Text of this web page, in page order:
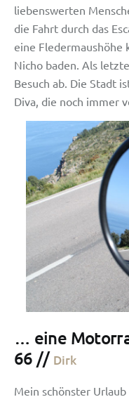
liebenswerten
die Fahrt durch das
eine Fledermaushöhe
Nicho baden. Als
Besuch ab. Die Stadt
Diva, die noch immer
… eine
66 // Dirk
Mein schönster